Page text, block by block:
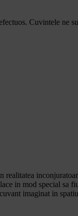
Cuvintele
in mod special sa
imaginat in